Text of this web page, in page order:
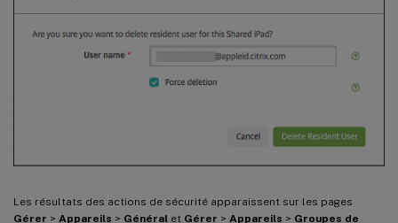
Les résultats des actions de sécurité apparaissent sur les pages
Gérer > Appareils > Général et Gérer > Appareils > Groupes de